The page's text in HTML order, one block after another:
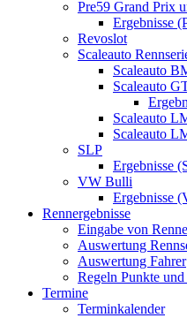
Pre59 Grand Prix
Ergebnisse
Revoslot
Scaleauto
Scaleauto
Scaleauto
Scaleauto
Scaleauto
SLP
Ergebnisse
VW Bulli
Ergebnisse
Rennergebnisse
Eingabe von
Auswertung
Auswertung Fahrer
Regeln Punkte
Termine
Terminkalender